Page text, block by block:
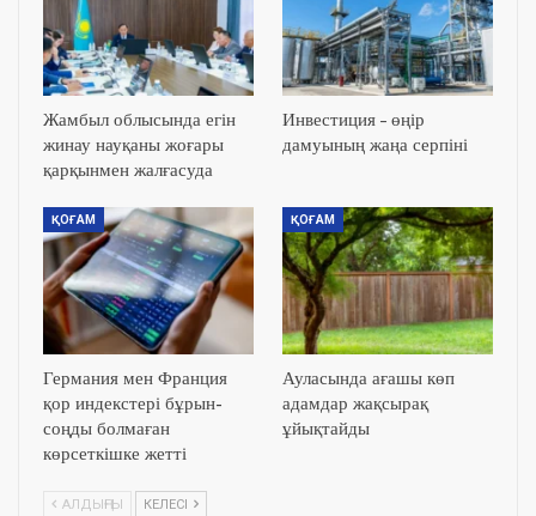
Жамбыл облысында егін
жинау науқаны жоғары
қарқынмен жалғасуда
Инвестиция – өңір
дамуының жаңа серпіні
ҚОҒАМ
Германия мен Франция
қор индекстері бұрын-
соңды болмаған
көрсеткішке жетті
ҚОҒАМ
Ауласында ағашы көп
адамдар жақсырақ
ұйықтайды
АЛДЫҢҒЫ КЕЛЕСІ